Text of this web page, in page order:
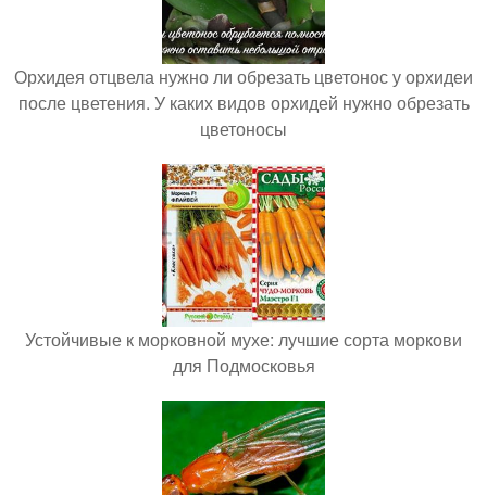
Орхидея отцвела нужно ли обрезать цветонос у орхидеи
после цветения. У каких видов орхидей нужно обрезать
цветоносы
Устойчивые к морковной мухе: лучшие сорта моркови
для Подмосковья